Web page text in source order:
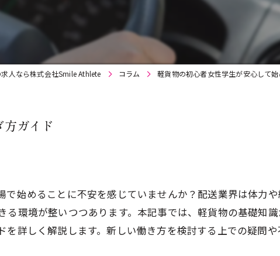
人なら株式会社Smile Athlete コラム 軽貨物の初心者女性学生が安心して
ガイド
始めることに不安を感じていませんか？配送業界は体力
環境が整いつつあります。本記事では、軽貨物の基礎知
詳しく解説します。新しい働き方を検討する上での疑問や